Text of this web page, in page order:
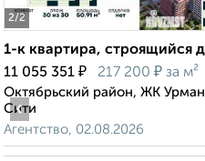
2/2
1-к квартира, строящийся
11 055 351 ₽ 217 200 ₽ за м²
Октябрьский район, ЖК
Сити
Агентство, 02.08.2026
‹